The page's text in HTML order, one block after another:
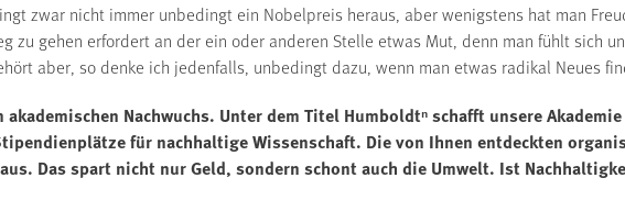
zwar nicht immer unbedingt ein Nobelpreis heraus, aber wenigstens hat man
zu gehen erfordert an der ein oder anderen Stelle etwas Mut, denn man fühlt sich
aber, so denke ich jedenfalls, unbedingt dazu, wenn man etwas radikal Neues
Nachwuchs. Unter dem Titel Humboldtⁿ schafft unsere
für nachhaltige Wissenschaft. Die von Ihnen entdeckten
Das spart nicht nur Geld, sondern schont auch die Umwelt. Ist